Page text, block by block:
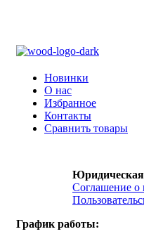
Новинки
О нас
Избранное
Контакты
Сравнить товары
Соглашение о
График работы: